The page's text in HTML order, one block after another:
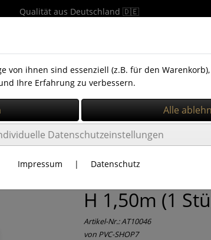
Qualität aus Deutschland 🇩🇪
PVC Vorhang 2x200mm PVC Vorhang 3x300mm
PVC
H 1,50m (1
Artikel-Nr.:AT10046
von PVC-SHOP7
von ihnen sind essenziell (z.B. für den
Ihre Erfahrung zu verbessern.
Datenschutzeinstellungen
Impressum | Datenschutz